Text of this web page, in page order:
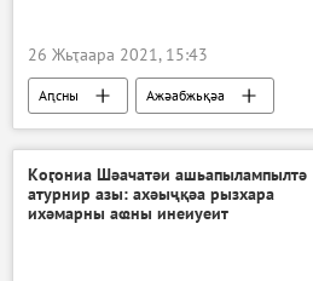
26 Жьҭаара 2021, 15:43
Аԥсны
Ажәабжьқәа
Акоронавирус адунеи аҿы
Аԥсны
Коӷониа Шәачатәи ашьапылампылтә
атурнир азы: ахәыҷқәа рызхара
ихәмарны аҩны инеиуеит